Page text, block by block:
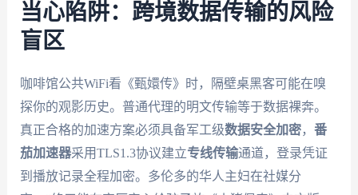
当心陷阱：跨境数据传输的风险
盲区
咖啡馆公共WiFi看《甄嬛传》时，隔壁桌黑客可能在嗅
探你的观影历史。普通代理的明文传输等于数据裸奔。
真正合格的加速方案必须具备军工级数据安全加密， 番
茄加速器采用TLS1.3协议建立专线传输通道，登录凭证
到播放记录全程加密。多伦多的华人主妇在社媒分